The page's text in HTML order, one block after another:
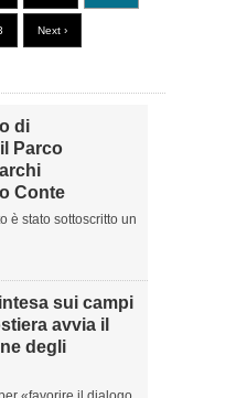
Next ›
di
Parco
Conte
è stato sottoscritto un
sui campi
avvia il
degli